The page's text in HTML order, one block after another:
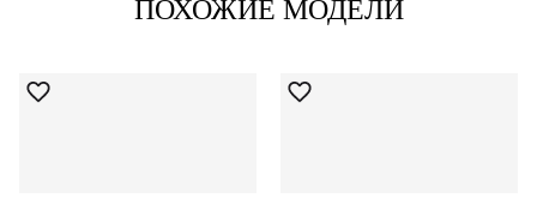
ПОХОЖИЕ МОДЕЛИ